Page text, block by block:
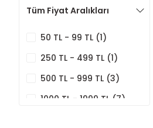
Tüm Fiyat Aralıkları
50 TL - 99 TL (1)
250 TL - 499 TL (1)
500 TL - 999 TL (3)
1000 TL - 1999 TL (7)